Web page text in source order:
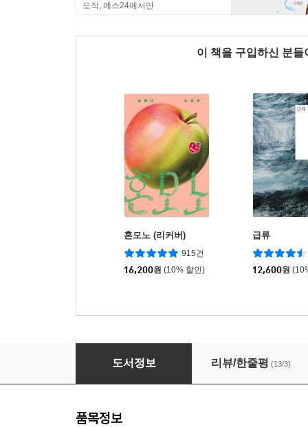
오직, 예스24에서만
이 책을 구입하신 분
혼모노 (리커버)
915건
16,200원 (10% 할인)
급류
12,600원
여러 개의 북을 두드리며
도서정보 리뷰/한줄평 (13/3)
품목정보